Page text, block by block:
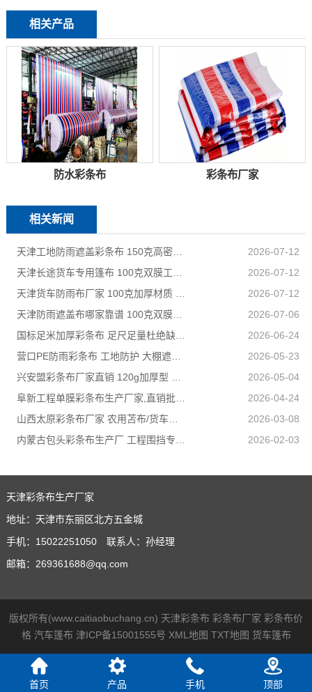
相关产品
防水彩条布 彩条布厂家
相关新闻
天津工地防雨遮盖彩条布 150克高密度 基建施工防尘防水
2026-07-12
2026-07-12
2026-07-12
天津防雨遮盖布哪家靠谱 100克双膜加厚款适配高栏货车长途盖货
2026-07-06
国标足米加厚彩条布 足尺足量杜绝缺尺少米
2026-06-24
营口PE防雨彩条布 工地防护 大棚遮盖 3×50米 耐寒耐用
2026-05-23
2026-05-04
2026-04-24
山西太原彩条布厂家 农用苫布/货车篷布 支持来样加工定制
2026-03-08
2026-02-03
天津彩条布生产厂家
地址：天津市东丽区北方五金城
手机：15022251050 联系人：孙经理
邮箱：269361688@qq.com
版权所有(www.caitiaobuchang.cn) 天津彩条布 彩条布厂家 彩条布价
格 汽车篷布 津ICP备15001555号 XML地图 TXT地图 货车篷布
首页 产品 手机 顶部